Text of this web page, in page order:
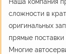
сложности в
оригинальных
прямые поставки
Многие